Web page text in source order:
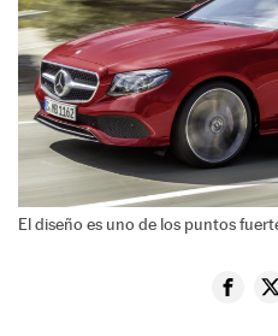
El diseño es uno de los puntos